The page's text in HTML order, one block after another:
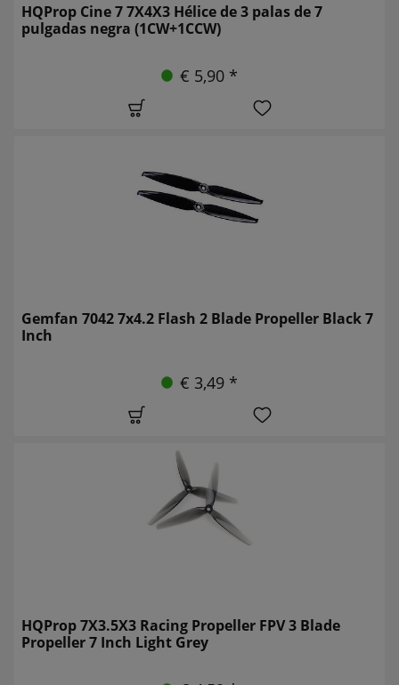
HQProp Cine 7 7X4X3 Hélice de 3 palas de 7
pulgadas negra (1CW+1CCW)
€ 5,90 *
Gemfan 7042 7x4.2 Flash 2 Blade Propeller Black 7
Inch
€ 3,49 *
HQProp 7X3.5X3 Racing Propeller FPV 3 Blade
Propeller 7 Inch Light Grey